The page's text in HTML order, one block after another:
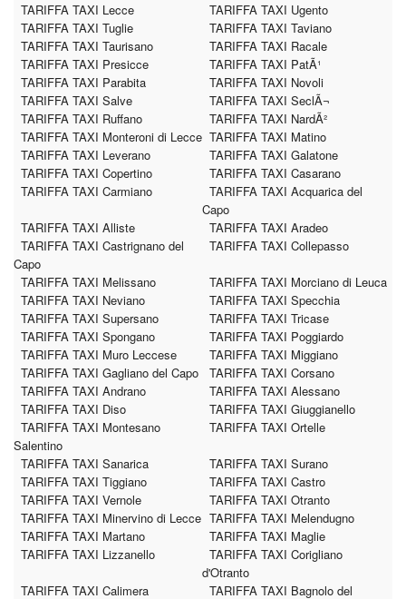
TARIFFA TAXI Lecce
TARIFFA TAXI Ugento
TARIFFA TAXI Tuglie
TARIFFA TAXI Taviano
TARIFFA TAXI Taurisano
TARIFFA TAXI Racale
TARIFFA TAXI Presicce
TARIFFA TAXI PatÃ¹
TARIFFA TAXI Parabita
TARIFFA TAXI Novoli
TARIFFA TAXI Salve
TARIFFA TAXI SeclÃ¬
TARIFFA TAXI Ruffano
TARIFFA TAXI NardÃ²
TARIFFA TAXI Monteroni di Lecce TARIFFA TAXI Matino
TARIFFA TAXI Leverano
TARIFFA TAXI Galatone
TARIFFA TAXI Copertino
TARIFFA TAXI Casarano
TARIFFA TAXI Carmiano
TARIFFA TAXI Acquarica del
Capo
TARIFFA TAXI Alliste
TARIFFA TAXI Aradeo
TARIFFA TAXI Castrignano del
Capo
TARIFFA TAXI Collepasso
TARIFFA TAXI Melissano
TARIFFA TAXI Morciano di Leuca
TARIFFA TAXI Neviano
TARIFFA TAXI Specchia
TARIFFA TAXI Supersano
TARIFFA TAXI Tricase
TARIFFA TAXI Spongano
TARIFFA TAXI Poggiardo
TARIFFA TAXI Muro Leccese
TARIFFA TAXI Miggiano
TARIFFA TAXI Gagliano del Capo
TARIFFA TAXI Corsano
TARIFFA TAXI Andrano
TARIFFA TAXI Alessano
TARIFFA TAXI Diso
TARIFFA TAXI Giuggianello
TARIFFA TAXI Montesano
Salentino
TARIFFA TAXI Ortelle
TARIFFA TAXI Sanarica
TARIFFA TAXI Surano
TARIFFA TAXI Tiggiano
TARIFFA TAXI Castro
TARIFFA TAXI Vernole
TARIFFA TAXI Otranto
TARIFFA TAXI Minervino di Lecce TARIFFA TAXI Melendugno
TARIFFA TAXI Martano
TARIFFA TAXI Maglie
TARIFFA TAXI Lizzanello
TARIFFA TAXI Corigliano
d'Otranto
TARIFFA TAXI Calimera
TARIFFA TAXI Bagnolo del